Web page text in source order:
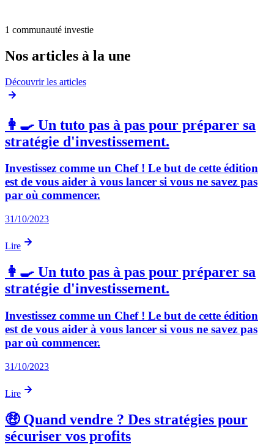
1 communauté investie
Nos articles à la une
Découvrir les articles
👩‍🍳 Un tuto pas à pas pour préparer sa
stratégie d'investissement.
Investissez comme un Chef ! Le but de cette édition
est de vous aider à vous lancer si vous ne savez pas
par où commencer.
31/10/2023
Lire
👩‍🍳 Un tuto pas à pas pour préparer sa
stratégie d'investissement.
Investissez comme un Chef ! Le but de cette édition
est de vous aider à vous lancer si vous ne savez pas
par où commencer.
31/10/2023
Lire
🤑 Quand vendre ? Des stratégies pour
sécuriser vos profits